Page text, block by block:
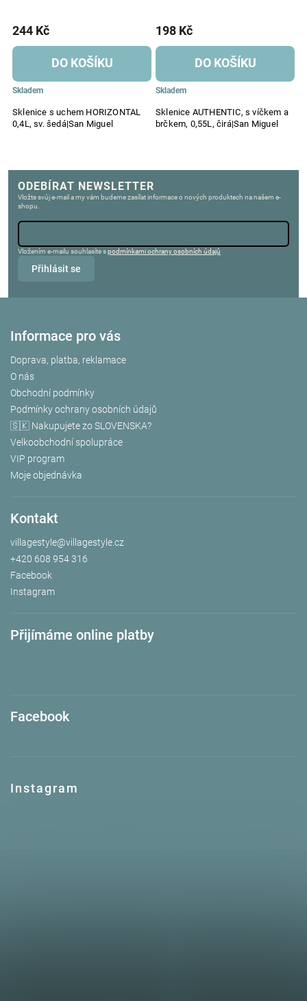
Sklenice s uchem HORIZONTAL
0,4L, sv. šedá|San Miguel
Skladem
244 Kč
DO KOŠÍKU
Sklenice AUTHENTIC, s víčkem a
brčkem, 0,55L, čirá|San Miguel
Skladem
198 Kč
DO KOŠÍKU
ODEBÍRAT NEWSLETTER
Vložte svůj e-mail a my vám budeme zasílat informace o nových produktech na našem e-
shopu.
Vložením e-mailu souhlasíte spodmínkami ochrany osobních údajů
Přihlásit se
Informace pro vás
Doprava, platba, reklamace
O nás
Obchodní podmínky
Podmínky ochrany osobních údajů
🇸🇰 Nakupujete zo SLOVENSKA?
Velkoobchodní spolupráce
VIP program
Moje objednávka
Kontakt
villagestyle@villagestyle.cz
+420 608 954 316
Facebook
Instagram
Přijímáme online platby
Facebook
Instagram